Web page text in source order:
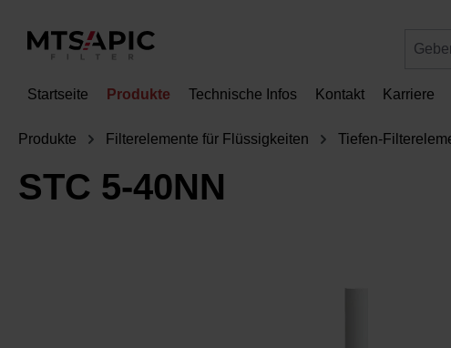
Startseite Produkte Technische Infos Kontakt Karriere
Produkte Filterelemente für Flüssigkeiten Tiefen-
STC 5-40NN